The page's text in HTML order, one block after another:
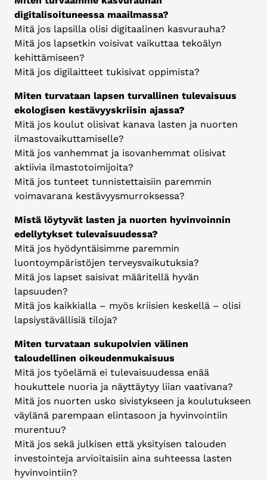
digitalisoituneessa maailmassa?
Mitä jos lapsilla olisi digitaalinen kasvurauha?
Mitä jos lapsetkin voisivat vaikuttaa tekoälyn
kehittämiseen?
Mitä jos digilaitteet tukisivat oppimista?
Miten turvataan lapsen turvallinen tulevaisuus
ekologisen kestävyyskriisin ajassa?
Mitä jos koulut olisivat kanava lasten ja nuorten
ilmastovaikuttamiselle?
Mitä jos vanhemmat ja isovanhemmat olisivat
aktiivia ilmastotoimijoita?
Mitä jos tunteet tunnistettaisiin paremmin
voimavarana kestävyysmurroksessa?
Mistä löytyvät lasten ja nuorten hyvinvoinnin
edellytykset tulevaisuudessa?
Mitä jos hyödyntäisimme paremmin
luontoympäristöjen terveysvaikutuksia?
Mitä jos lapset saisivat määritellä hyvän
lapsuuden?
Mitä jos kaikkialla – myös kriisien keskellä – olisi
lapsiystävällisiä tiloja?
Miten turvataan sukupolvien välinen
taloudellinen oikeudenmukaisuus
Mitä jos työelämä ei tulevaisuudessa enää
houkuttele nuoria ja näyttäytyy liian vaativana?
Mitä jos nuorten usko sivistykseen ja koulutukseen
väylänä parempaan elintasoon ja hyvinvointiin
murentuu?
Mitä jos sekä julkisen että yksityisen talouden
investointeja arvioitaisiin aina suhteessa lasten
hyvinvointiin?